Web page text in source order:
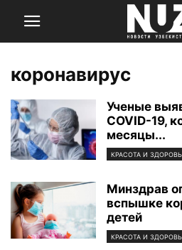
коронавирус
Ученые
COVID-19,
месяцы...
КРАСОТА И
Минздрав
вспышке
детей
КРАСОТА И